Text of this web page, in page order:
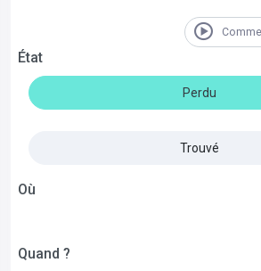
État
Perdu
Trouvé
Où
Quand ?